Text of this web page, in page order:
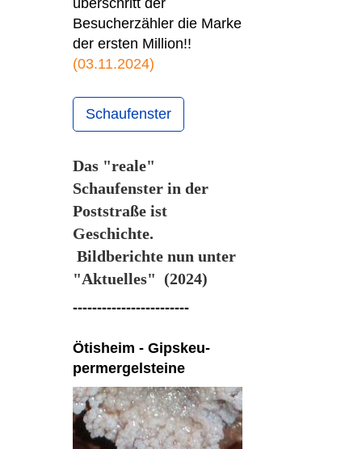
überschritt der
Besucherzähler die Marke
der ersten Million!!
(03.11.2024)
Schaufenster
Das "reale"
Schaufenster in der
Poststraße ist
Geschichte.
Bildberichte nun unter
"Aktuelles" (2024)
------------------------
Ötisheim - Gipskeu-
permergelsteine